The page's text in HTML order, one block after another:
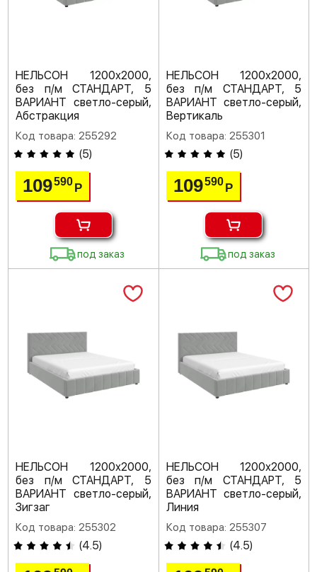
НЕЛЬСОН 1200х2000,
без п/м СТАНДАРТ, 5
ВАРИАНТ светло-серый,
Абстракция
Код товара: 255292
(5)
109590Р
под заказ
НЕЛЬСОН 1200х2000,
без п/м СТАНДАРТ, 5
ВАРИАНТ светло-серый,
Вертикаль
Код товара: 255301
(5)
109590 Р
под заказ
НЕЛЬСОН 1200х2000,
без п/м СТАНДАРТ, 5
ВАРИАНТ светло-серый,
Зигзаг
Код товара: 255302
(4.5)
НЕЛЬСОН 1200х2000,
без п/м СТАНДАРТ, 5
ВАРИАНТ светло-серый,
Линия
Код товара: 255307
(4.5)